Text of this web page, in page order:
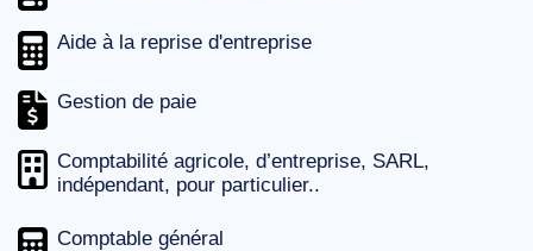
Aide à la reprise d'entreprise
Gestion de paie
Comptabilité agricole, d’entreprise, SARL,
indépendant, pour particulier..
Comptable général